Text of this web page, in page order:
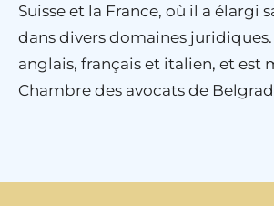
Suisse et la France, où il a élargi
dans divers domaines
anglais, français et italien, et est
Chambre des avocats de